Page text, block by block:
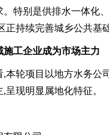
。特别是供排水一体化
正持续完善城乡公共基
施工企业成为市场主力
,本轮项目以地方水务公
呈现明显属地化特征。